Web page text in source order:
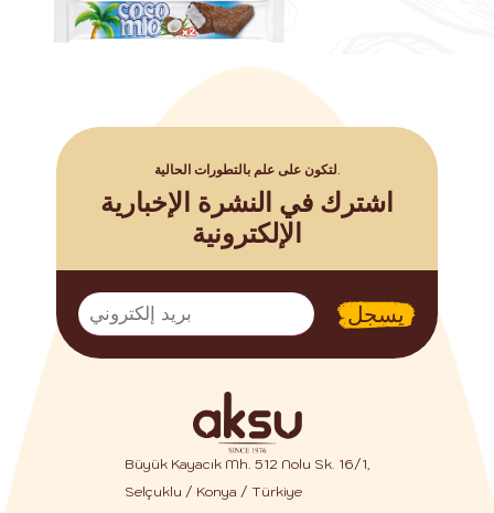
اشترك في النشرة الإخبارية
الإلكترونية
يسجل
Büyük Kayacık Mh. 512 Nolu Sk. 16/1,
Selçuklu / Konya / Türkiye